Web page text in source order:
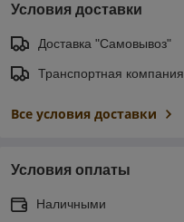
Условия доставки
Доставка "Самовывоз"
Транспортная компания
Все условия доставки
Условия оплаты
Наличными